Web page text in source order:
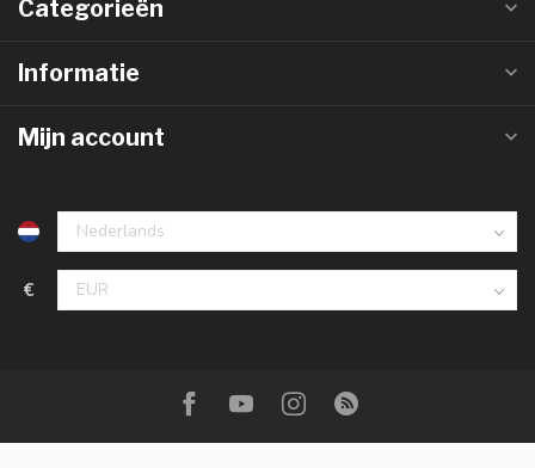
Categorieën
Informatie
Mijn account
€